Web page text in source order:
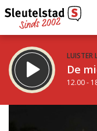
LUISTER
De
12.00 -
De avond van